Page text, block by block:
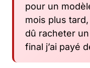
pour un
mois plus
dû racheter
final j’ai payé